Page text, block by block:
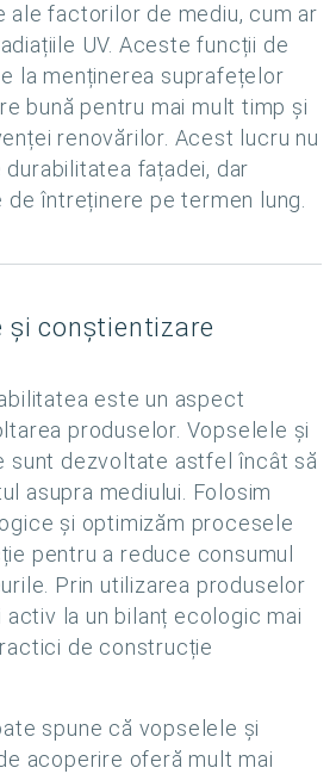
ale factorilor de mediu, cum ar
UV. Aceste funcții de
la menținerea suprafețelor
bună pentru mai mult timp și
renovărilor. Acest lucru nu
fațadei, dar
întreținere pe termen lung.
și conștientizare
este un aspect
produselor. Vopselele și
sunt dezvoltate astfel încât să
asupra mediului. Folosim
și optimizăm procesele
pentru a reduce consumul
Prin utilizarea produselor
la un bilanț ecologic mai
de construcție
spune că vopselele și
acoperire oferă mult mai